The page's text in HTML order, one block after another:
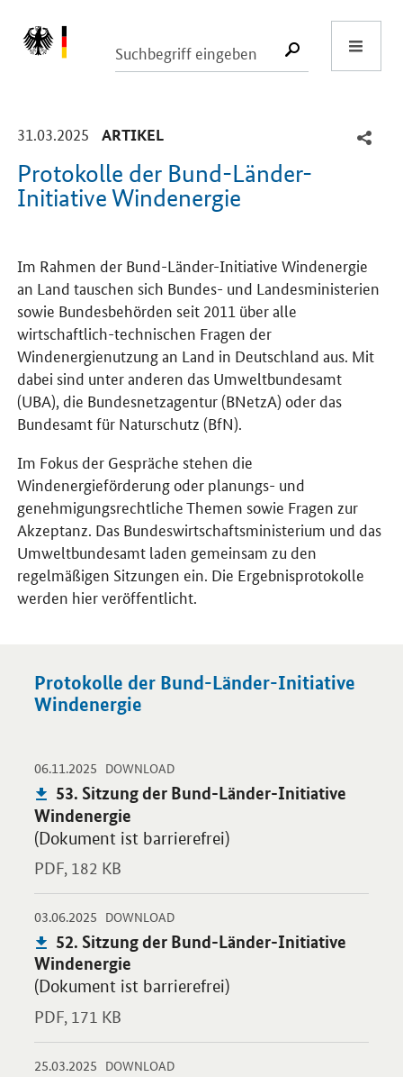
SUCHE
31.03.2025 -
ARTIKEL
Protokolle der Bund-Länder-
Initiative Windenergie
Im Rahmen der Bund-Länder-Initiative Windenergie
an Land tauschen sich Bundes- und Landesministerien
sowie Bundesbehörden seit 2011 über alle
wirtschaftlich-technischen Fragen der
Windenergienutzung an Land in Deutschland aus. Mit
dabei sind unter anderen das Umweltbundesamt
(UBA), die Bundesnetzagentur (BNetzA) oder das
Bundesamt für Naturschutz (BfN).
Im Fokus der Gespräche stehen die
Windenergieförderung oder planungs- und
genehmigungsrechtliche Themen sowie Fragen zur
Akzeptanz. Das Bundeswirtschaftsministerium und das
Umweltbundesamt laden gemeinsam zu den
regelmäßigen Sitzungen ein. Die Ergebnisprotokolle
werden hier veröffentlicht.
Protokolle der Bund-Länder-Initiative
Windenergie
06.11.2025 -
DOWNLOAD-
Publikation:
53. Sitzung der Bund-Länder-Initiative
Windenergie
(Dokument ist barrierefrei)
PDF, 182 KB
Öffnet PDF "53. Sitzung der Bund-Länder-Initiative
03.06.2025 -
DOWNLOAD-
Publikation:
52. Sitzung der Bund-Länder-Initiative
Windenergie
(Dokument ist barrierefrei)
PDF, 171 KB
Öffnet PDF "52. Sitzung der Bund-Länder-Initiative
25.03.2025 -
DOWNLOAD-
Öffnet PDF "51. Sitzung der Bund-Länder-Initiative